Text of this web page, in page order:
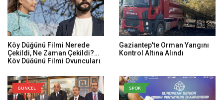
Köy Düğünü Filmi Nerede
Çekildi, Ne Zaman Çekildi?
Köy Düğünü Filmi Oyuncuları
Gaziantep'te Orman Yangını
Kontrol Altına Alındı
GÜNCEL SPOR